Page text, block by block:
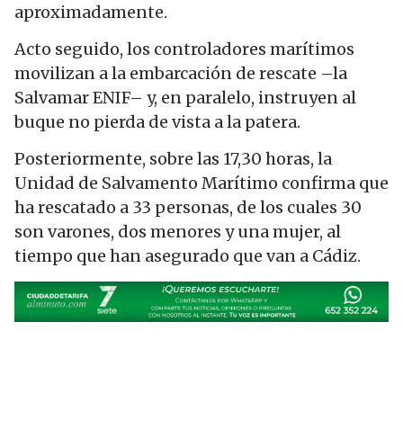
aproximadamente.
Acto seguido, los controladores marítimos
movilizan a la embarcación de rescate –la
Salvamar ENIF– y, en paralelo, instruyen al
buque no pierda de vista a la patera.
Posteriormente, sobre las 17,30 horas, la
Unidad de Salvamento Marítimo confirma que
ha rescatado a 33 personas, de los cuales 30
son varones, dos menores y una mujer, al
tiempo que han asegurado que van a Cádiz.